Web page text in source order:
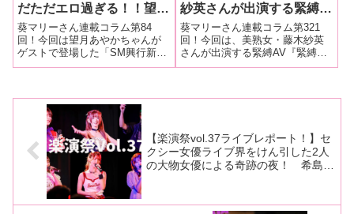
だただエロ過ぎる！！望月
あやかちゃんがゲストで登
場！ 「SM興行新宿ニュ
ーアート蓬莱かすみプロデ
ュースDAY」を大量画像
葵マリーさん連載コラム第84
回！今回は望月あやかちゃんが
ゲストで登場した「SM興行新宿
ニューアート蓬莱かすみプロデ
の連載はこちら「SM興行新宿ニ
ューアート蓬莱かすみプロデュ
ースDA
紗英さんが出演する緊縛
AV『緊縛調教妻 老舗温泉
宿で繰り返される修行と称
した性行為。義父の容赦な
い縄調教の虜となった淫ら
場をレポート！
葵マリーさん連載コラム第321
回！今回は、美熟女・藤木紗英
さんが出演する緊縛AV『緊縛調
教妻 老舗温泉宿で繰り返される
【楽演祭vol.37ライブレポート！】セ
クシー女優ライブ界をけん引した2人
の大物女優による奇跡の夜！ 希島あ
夢の共演！